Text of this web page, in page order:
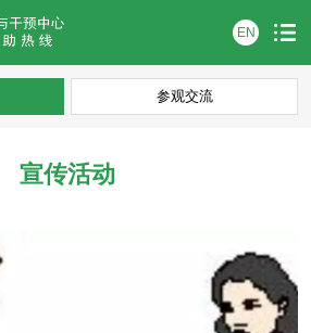
EN
参观交流
宣传活动